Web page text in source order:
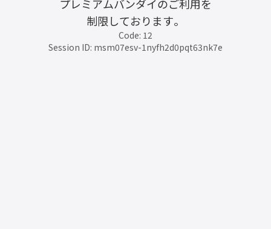
プレミアムバンダイのご利用を
制限しております。
Code: 12
Session ID: msm07esv-1nyfh2d0pqt63nk7e